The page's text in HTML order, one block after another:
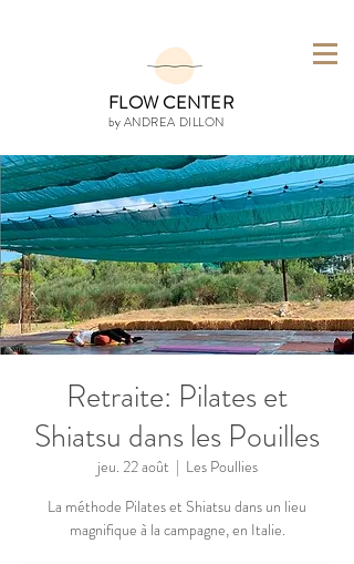
FLOW CENTER
by ANDREA DILLON
Retraite: Pilates et
Shiatsu dans les Pouilles
jeu. 22 août
  |
Les Poullies
La méthode Pilates et Shiatsu dans un lieu
magnifique à la campagne, en Italie.